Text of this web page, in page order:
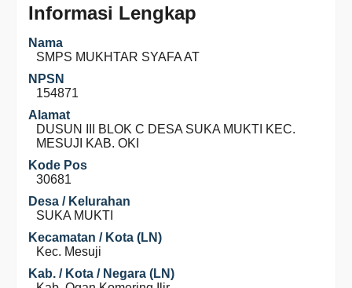
Informasi Lengkap
Nama
SMPS MUKHTAR SYAFA AT
NPSN
154871
Alamat
DUSUN III BLOK C DESA SUKA MUKTI KEC.
MESUJI KAB. OKI
Kode Pos
30681
Desa / Kelurahan
SUKA MUKTI
Kecamatan / Kota (LN)
Kec. Mesuji
Kab. / Kota / Negara (LN)